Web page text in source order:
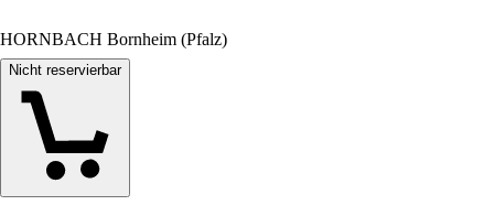
HORNBACH Bornheim (Pfalz)
Nicht reservierbar